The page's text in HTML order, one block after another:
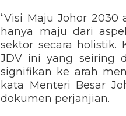
“Visi Maju Johor
hanya maju dari
sektor secara holistik.
JDV ini yang seiring
signifikan ke arah
kata Menteri Besar
dokumen perjanjian.